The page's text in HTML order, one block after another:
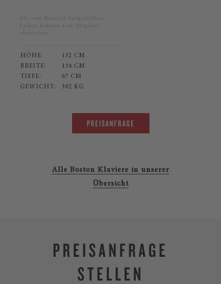
Die vom Monitor dargestellten
Farben können vom Original
abweichen.
HÖHE:
132 CM
BREITE:
154 CM
TIEFE:
67 CM
GEWICHT:
302 KG
PREISANFRAGE
Alle Boston Klaviere in unserer
Übersicht
PREISANFRAGE
STELLEN